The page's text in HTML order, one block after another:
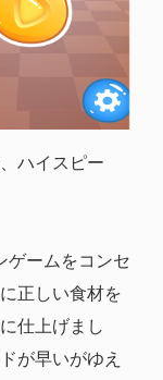
ハイスピー
ゲームをコンセ
正しい食材を
仕上げまし
が早いがゆえ